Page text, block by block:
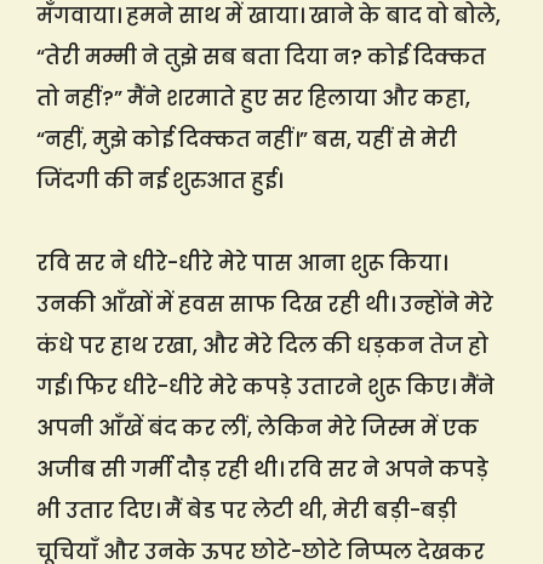
मँगवाया। हमने साथ में खाया। खाने के बाद वो बोले,
“तेरी मम्मी ने तुझे सब बता दिया न? कोई दिक्कत
तो नहीं?” मैंने शरमाते हुए सर हिलाया और कहा,
“नहीं, मुझे कोई दिक्कत नहीं।” बस, यहीं से मेरी
जिंदगी की नई शुरुआत हुई।
रवि सर ने धीरे-धीरे मेरे पास आना शुरू किया।
उनकी आँखों में हवस साफ दिख रही थी। उन्होंने मेरे
कंधे पर हाथ रखा, और मेरे दिल की धड़कन तेज हो
गई। फिर धीरे-धीरे मेरे कपड़े उतारने शुरू किए। मैंने
अपनी आँखें बंद कर लीं, लेकिन मेरे जिस्म में एक
अजीब सी गर्मी दौड़ रही थी। रवि सर ने अपने कपड़े
भी उतार दिए। मैं बेड पर लेटी थी, मेरी बड़ी-बड़ी
चूचियाँ और उनके ऊपर छोटे-छोटे निप्पल देखकर